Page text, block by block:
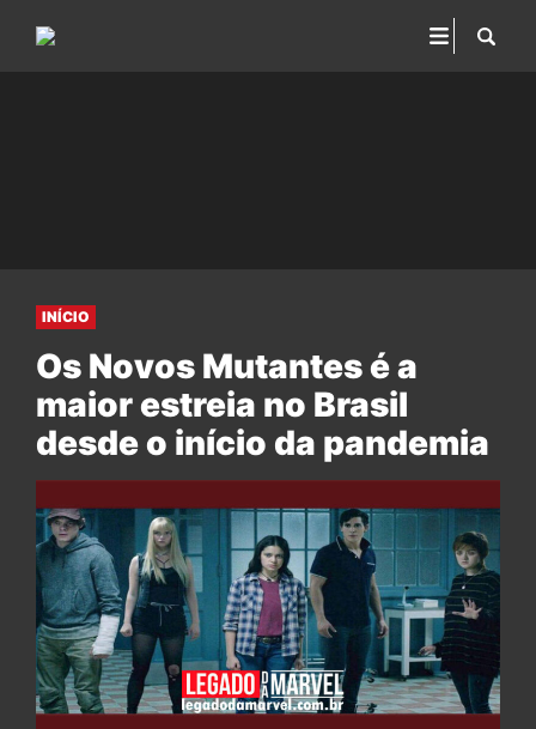
INÍCIO
Os Novos Mutantes é a
maior estreia no Brasil
desde o início da pandemia